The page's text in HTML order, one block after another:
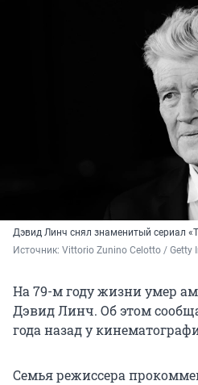
Дэвид Линч снял знаменитый сериал
Источник: Vittorio Zunino Celotto / Getty
На 79-м году жизни умер
Дэвид Линч. Об этом
года назад у
Семья режиссера